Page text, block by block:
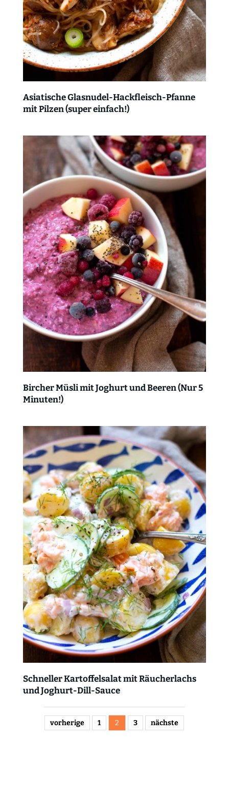
Asiatische Glasnudel-Hackfleisch-Pfanne
mit Pilzen (super einfach!)
Bircher Müsli mit Joghurt und Beeren (Nur 5
Minuten!)
Schneller Kartoffelsalat mit Räucherlachs
und Joghurt-Dill-Sauce
vorherige 1 2 3 nächste